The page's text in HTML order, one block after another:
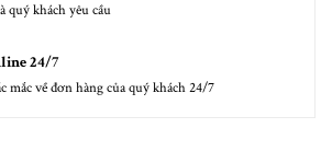
quý khách yêu cầu
24/7
mắc về đơn hàng của quý khách 24/7